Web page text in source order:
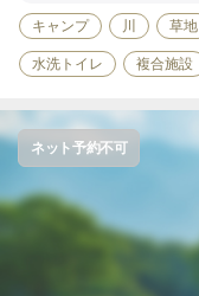
キャンプ 川 草地
水洗トイレ 複合施設
ネット予約不可